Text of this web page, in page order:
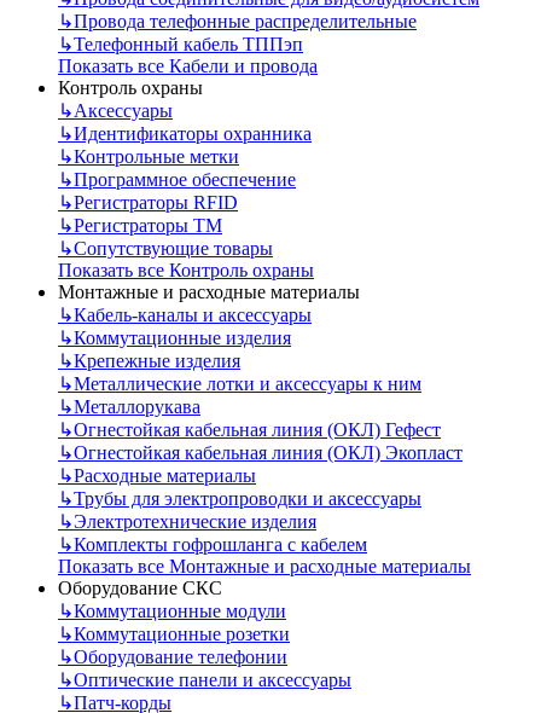
↳Провода телефонные распределительные
↳Телефонный кабель ТППэп
Показать все Кабели и провода
Контроль охраны
↳Аксессуары
↳Идентификаторы охранника
↳Контрольные метки
↳Программное обеспечение
↳Регистраторы RFID
↳Регистраторы ТМ
↳Сопутствующие товары
Показать все Контроль охраны
Монтажные и расходные материалы
↳Кабель-каналы и аксессуары
↳Коммутационные изделия
↳Крепежные изделия
↳Металлические лотки и аксессуары к ним
↳Металлорукава
↳Огнестойкая кабельная линия (ОКЛ) Гефест
↳Огнестойкая кабельная линия (ОКЛ) Экопласт
↳Расходные материалы
↳Трубы для электропроводки и аксессуары
↳Электротехнические изделия
↳Комплекты гофрошланга с кабелем
Показать все Монтажные и расходные материалы
Оборудование СКС
↳Коммутационные модули
↳Коммутационные розетки
↳Оборудование телефонии
↳Оптические панели и аксессуары
↳Патч-корды